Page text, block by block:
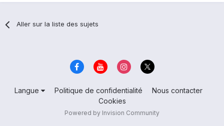
Aller sur la liste des sujets
Langue Politique de confidentialité
Nous contacter
Cookies
Powered by Invision Community